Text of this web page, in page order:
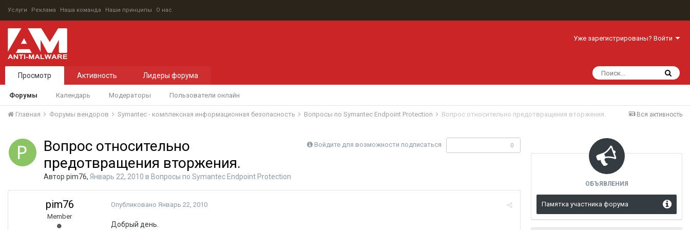
Услуги Реклама Наша команда Наши принципы О нас
Уже зарегистрированы? Войти
Просмотр
Форумы Календарь Модераторы Пользователи онлайн
Активность Лидеры форума
Вся активность
Главная Форумы вендоров Symantec - комплексная информационная безопасность Вопросы по Symantec Endpoint Protection Вопрос относительно предотвращения вторжения.
Войдите для возможности подписаться 0
Вопрос относительно
предотвращения вторжения.
Автор pim76, Январь 22, 2010 в Вопросы по Symantec Endpoint Protection
pim76
Member
Опубликовано Январь 22, 2010
Добрый день.
ОБЪЯВЛЕНИЯ
Памятка участника форума